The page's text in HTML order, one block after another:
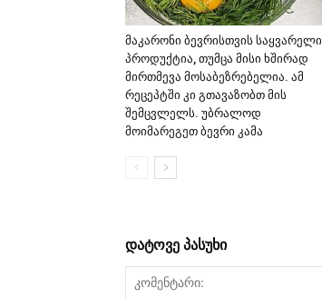
მაკარონი ბევრისთვის საყვარელი
პროდუქტია, თუმცა მისი ხშირად
მირთმევა მოსაბეზრებელია. ამ
რეცეპტში კი გთავაზობთ მის
შემცვლელს. უბრალოდ
მოიმარეგეთ ბევრი კამა
დატოვე პასუხი